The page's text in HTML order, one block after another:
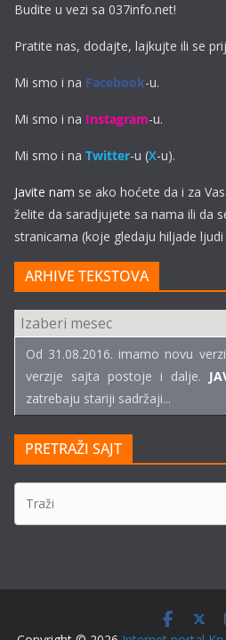
Budite u vezi sa 037info.net!
Pratite nas, dodajte, lajkujte ili se
Mi smo i na Facebook-u.
Mi smo i na Instagram-u.
Mi smo i na Twitter-u (X-u).
Javite nam se ako hoćete da i za Vas
želite da saradjujete sa nama ili da
stranicama (koje gledaju hiljade
ARHIVE TEKSTOVA
ARHIVE
TEKSTOVA
Od 31.08.2016. imamo novu
verzije sajta postoje i dalje.
zatrebaju stariji sadržaji...
PRETRAŽI SAJT